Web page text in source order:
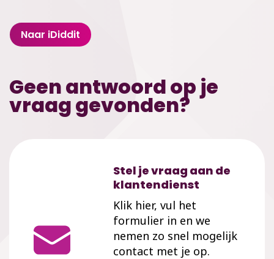
Naar iDiddit
Geen antwoord op je
vraag gevonden?
Stel je vraag aan de
klantendienst
Klik hier, vul het
formulier in en we
nemen zo snel mogelijk
contact met je op.